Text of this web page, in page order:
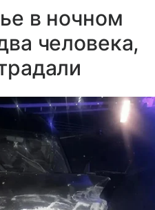
в ночном
человека,